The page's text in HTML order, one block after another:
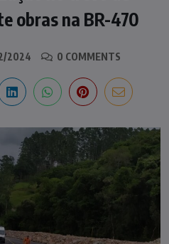
obras na BR-470
2024 0 COMMENTS